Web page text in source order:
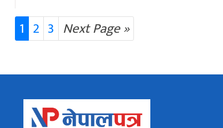
1 2 3 Next Page »